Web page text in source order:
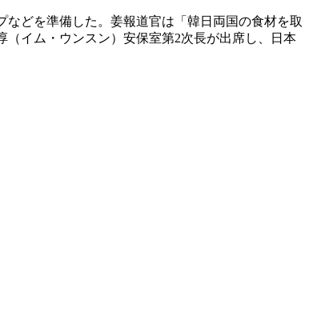
どを準備した。姜報道官は「韓日両国の食材を取
イム・ウンスン）安保室第2次長が出席し、日本